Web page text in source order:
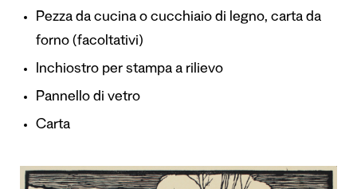
Pezza da cucina o cucchiaio di legno, carta da
forno (facoltativi)
Inchiostro per stampa a rilievo
Pannello di vetro
Carta